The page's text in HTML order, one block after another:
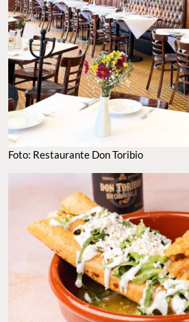
Foto: Restaurante Don Toribio